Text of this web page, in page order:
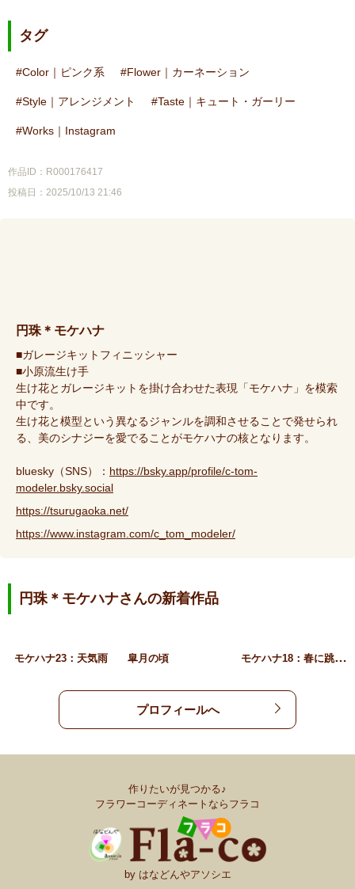
タグ
Color｜ピンク系 Flower｜カーネーション
Style｜アレンジメント Taste｜キュート・ガーリー
Works｜Instagram
作品ID：R000176417
投稿日：2025/10/13 21:46
円珠＊モケハナ
■ガレージキットフィニッシャー
■小原流生け手
生け花とガレージキットを掛け合わせた表現「モケハナ」を模索
中です。
生け花と模型という異なるジャンルを調和させることで発せられ
る、美のシナジーを愛でることがモケハナの核となります。
bluesky（SNS）： https://bsky.app/profile/c-tom-
modeler.bsky.social
https://tsurugaoka.net/
https://www.instagram.com/c_tom_modeler/
円珠＊モケハナさんの新着作品
モケハナ23：天気雨 皐月の頃 モ
ケハナ18：春に跳ねる
プロフィールへ
作りたいが見つかる♪
フラワーコーディネートならフラコ
by はなどんやアソシエ